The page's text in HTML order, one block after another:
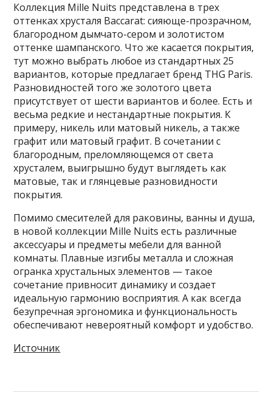
Коллекция Mille Nuits представлена в трех
оттенках хрусталя Baccarat: сияюще-прозрачном,
благородном дымчато-сером и золотистом
оттенке шампанского. Что же касается покрытия,
тут можно выбрать любое из стандартных 25
вариантов, которые предлагает бренд THG Paris.
Разновидностей того же золотого цвета
присутствует от шести вариантов и более. Есть и
весьма редкие и нестандартные покрытия. К
примеру, никель или матовый никель, а также
графит или матовый графит. В сочетании с
благородным, преломляющемся от света
хрусталем, выигрышно будут выглядеть как
матовые, так и глянцевые разновидности
покрытия.
Помимо смесителей для раковины, ванны и душа,
в новой коллекции Mille Nuits есть различные
аксессуары и предметы мебели для ванной
комнаты. Плавные изгибы металла и сложная
огранка хрустальных элементов — такое
сочетание привносит динамику и создает
идеальную гармонию восприятия. А как всегда
безупречная эргономика и функциональность
обеспечивают невероятный комфорт и удобство.
Источник